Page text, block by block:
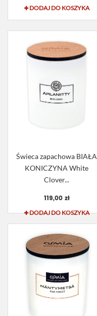
DODAJ DO KOSZYKA
Świeca zapachowa BIAŁA
KONICZYNA White
Clover...
119,00 zł
DODAJ DO KOSZYKA